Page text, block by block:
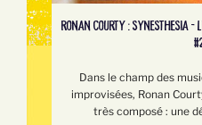
RONAN COURTY : SYNESTHESIA -
Dans le champ des
improvisées, Ronan
très composé : une